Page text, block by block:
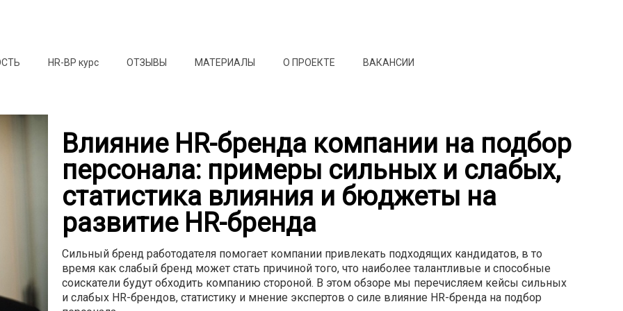
HR-BP курс ОТЗЫВЫ МАТЕРИАЛЫ О ПРОЕКТЕ ВАКАНСИИ
Влияние HR-бренда компании на подбор
персонала: примеры сильных и слабых,
статистика влияния и бюджеты на
развитие HR-бренда
Сильный бренд работодателя помогает компании привлекать подходящих кандидатов, в то
время как слабый бренд может стать причиной того, что наиболее талантливые и способные
соискатели будут обходить компанию стороной. В этом обзоре мы перечисляем кейсы сильных
и слабых HR-брендов, статистику и мнение экспертов о силе влияние HR-бренда на подбор